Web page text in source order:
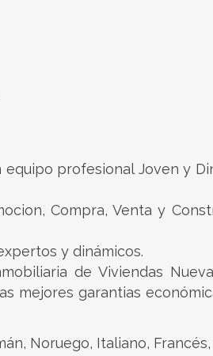
profesional Joven y
Compra, Venta y
y dinámicos.
de Viviendas
mejores garantias
Noruego, Italiano, Francés,